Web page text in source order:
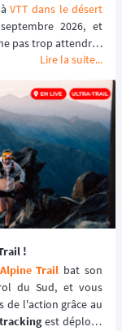
VTT dans le désert
2026, et
pas trop attendre :
s'est envolé en
Lire la suite...
!
Trail bat son
du Sud, et vous
de l'action grâce au
est déployé